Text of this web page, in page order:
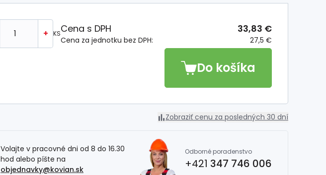
+ KS
Cena za jednotku bez DPH: 27,5 €
Cena s DPH 33,83 €
Do košíka
Zobraziť cenu za posledných 30 dní
Volajte v pracovné dni od 8 do 16.30
hod alebo píšte na
objednavky@kovian.sk
Odborné poradenstvo
+421 347 746 006